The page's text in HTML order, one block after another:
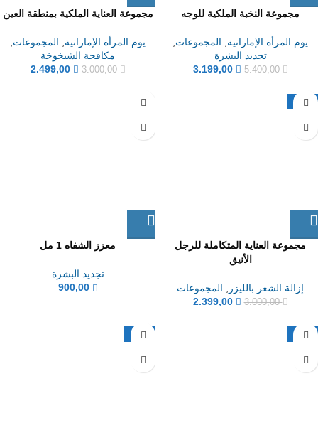
مجموعة النخبة الملكية للوجه
يوم المرأة الإماراتية المجموعات
تجديد البشرة
5.400,00
3.199,00
مجموعة العناية الملكية بمنطقة العين
يوم المرأة الإماراتية المجموعات
مكافحة الشيخوخة
3.000,00
2.499,00
-20%
مجموعة العناية المتكاملة للرجل
الأنيق
إزالة الشعر بالليزر المجموعات
3.000,00
2.399,00
معزز الشفاه 1 مل
تجديد البشرة
900,00
-39%
-38%